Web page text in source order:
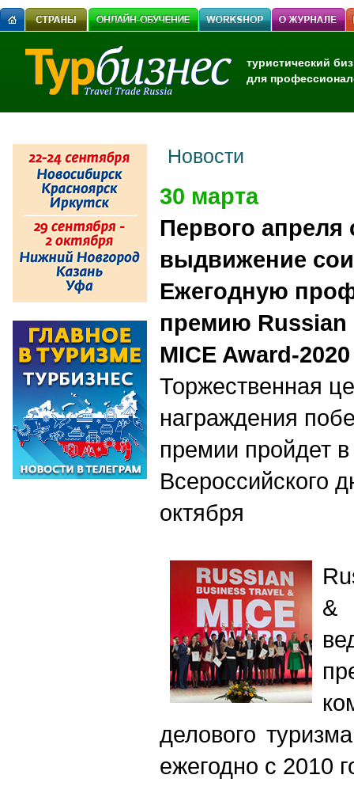
туристический
для
Новости
30 марта
Первого апреля
выдвижение
Ежегодную
премию Russian
MICE Award-2020
Торжественная
награждения
премии пройдет
Всероссийского
октября
&
делового
ежегодно с 2010